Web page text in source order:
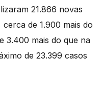
21.866 novas
de 1.900 mais do
3.400 mais do que na
de 23.399 casos